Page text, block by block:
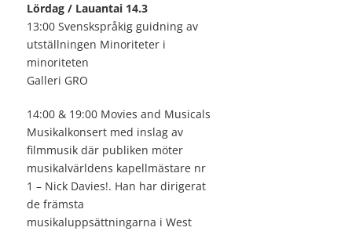
Lördag / Lauantai 14.3
13:00 Svenskspråkig guidning av
utställningen Minoriteter i
minoriteten
Galleri GRO
14:00 & 19:00 Movies and Musicals
Musikalkonsert med inslag av
filmmusik där publiken möter
musikalvärldens kapellmästare nr
1 – Nick Davies!. Han har dirigerat
de främsta
musikaluppsättningarna i West